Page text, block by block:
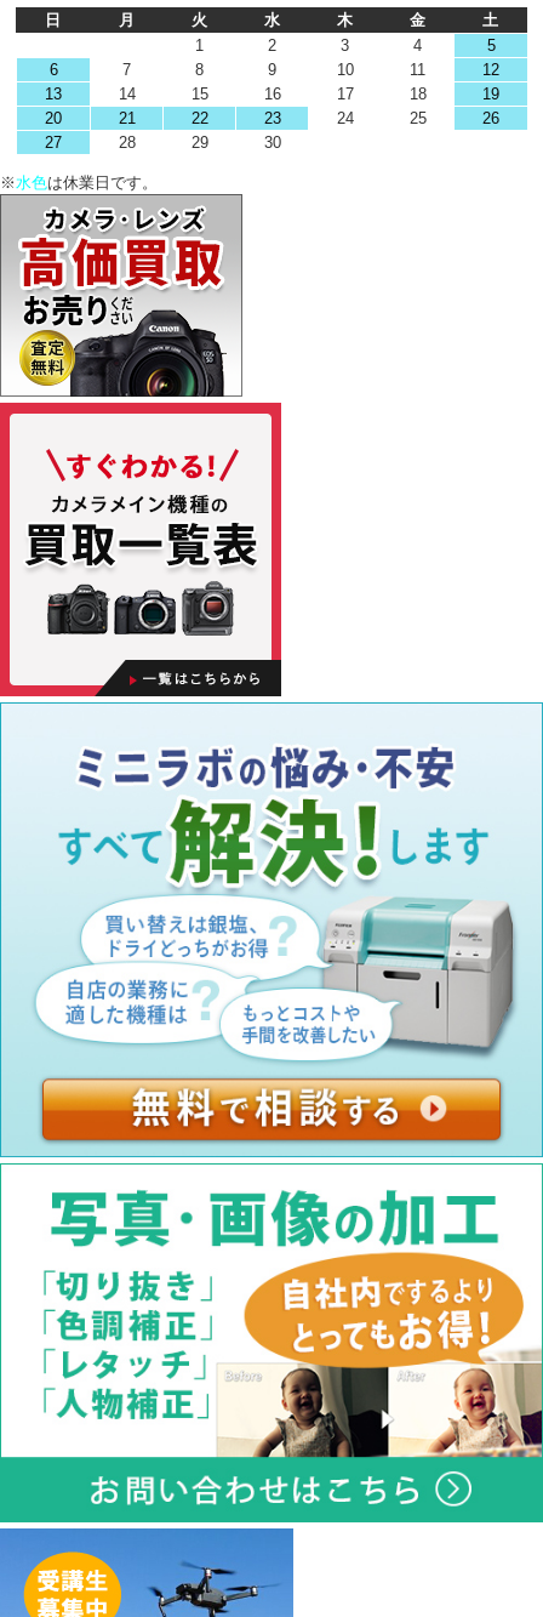
日
月 火 水 木 金
土
1
2 3 4
5
6
7 8 9 10 11
12
13
14 15 16 17 18
19
20
21 22 23 24 25
26
27
28 29 30
※水色は休業日です。